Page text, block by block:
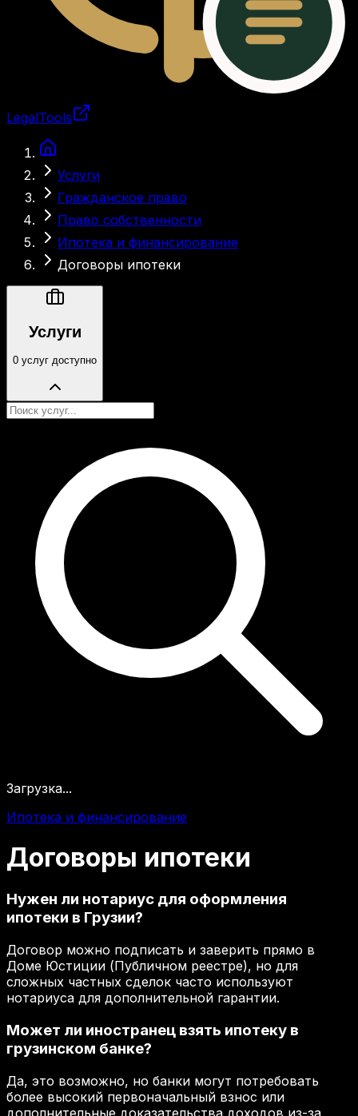
LegalTools
Услуги
Гражданское право
Право собственности
Ипотека и финансирование
Договоры ипотеки
Услуги
0 услуг доступно
Загрузка...
Ипотека и финансирование
Договоры ипотеки
Нужен ли нотариус для оформления
ипотеки в Грузии?
Договор можно подписать и заверить прямо в
Доме Юстиции (Публичном реестре), но для
сложных частных сделок часто используют
нотариуса для дополнительной гарантии.
Может ли иностранец взять ипотеку в
грузинском банке?
Да, это возможно, но банки могут потребовать
более высокий первоначальный взнос или
дополнительные доказательства доходов из-за